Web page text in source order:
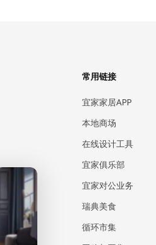
常用链接
宜家家居APP
本地商场
在线设计工具
宜家俱乐部
宜家对公业务
瑞典美食
循环市集